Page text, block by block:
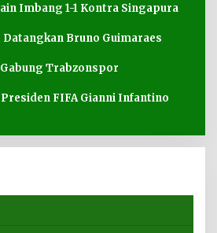
Imbang 1-1 Kontra Singapura
Datangkan Bruno Guimaraes
Trabzonspor
FIFA Gianni Infantino